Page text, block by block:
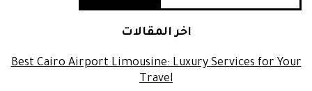
اخر المقالات
Best Cairo Airport Limousine: Luxury Services for Your
Travel